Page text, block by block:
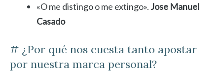
«O me distingo o me extingo». Jose Manuel
Casado
# ¿Por qué nos cuesta tanto apostar
por nuestra marca personal?